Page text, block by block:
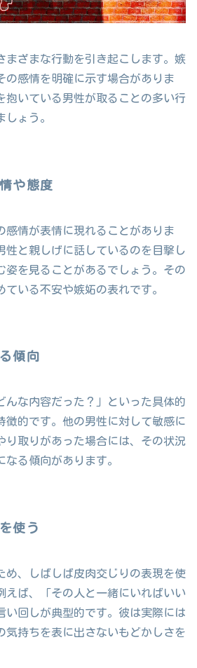
まざまな行動を引き起こします。嫉
の感情を明確に示す場合がありま
抱いている男性が取ることの多い行
ょう。
や態度
感情が表情に現れることがありま
性と親しげに話しているのを目撃し
姿を見ることがあるでしょう。その
いる不安や嫉妬の表れです。
傾向
んな内容だった？」といった具体的
徴的です。他の男性に対して敏感に
り取りがあった場合には、その状況
る傾向があります。
使う
め、しばしば皮肉交じりの表現を使
えば、「その人と一緒にいればいい
い回しが典型的です。彼は実際には
気持ちを表に出さないもどかしさを